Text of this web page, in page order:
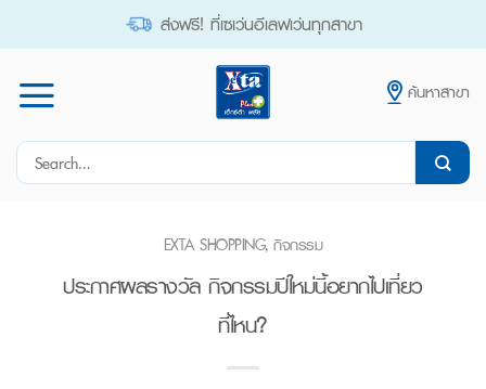
ส่งฟรี! ที่เซเว่นอีเลฟเว่นทุกสาขา
ค้นหาสาขา
Search
EXTA SHOPPING,กิจกรรม
ประกาศผลรางวัล กิจกรรมปีใหม่นี้อยากไปเที่ยว
ที่ไหน?